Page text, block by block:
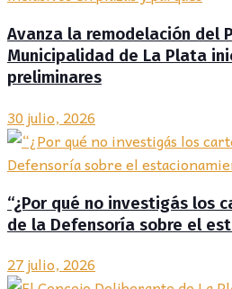
Avanza la remodelación del
Municipalidad de La Plata
preliminares
30 julio, 2026
“¿Por qué no investigás los
de la Defensoría sobre el
27 julio, 2026